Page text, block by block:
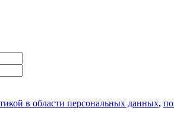
в области персональных данных,